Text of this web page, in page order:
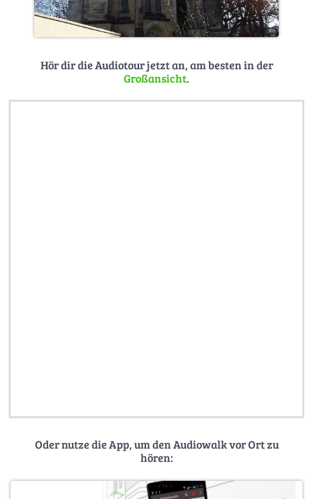
Hör dir die Audiotour jetzt an, am besten in der
Großansicht.
Oder nutze die App, um den Audiowalk vor Ort zu
hören: